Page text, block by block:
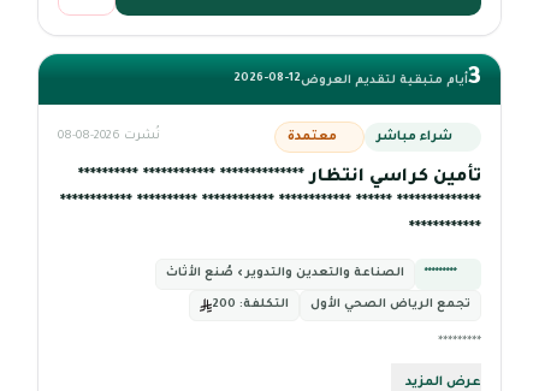
3أيام متبقية لتقديم العروض2026-08-12
شراء مباشر معتمدة نُشرت 2026-08-08
تأمين كراسي انتظار ************** ************ **********
************** ****** ************ ************ ********** ************
************
********* الصناعة والتعدين والتدوير › صُنع الأثاث
تجمع الرياض الصحي الأول التكلفة:
*********
عرض المزيد